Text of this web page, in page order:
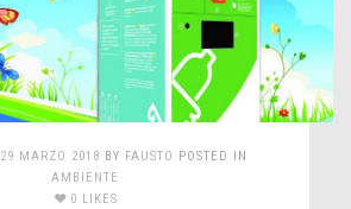
29 MARZO 2018 BY FAUSTO
POSTED IN
AMBIENTE
0 LIKES